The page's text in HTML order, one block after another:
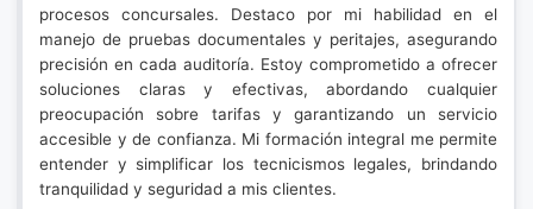
procesos concursales. Destaco por mi habilidad en el
manejo de pruebas documentales y peritajes, asegurando
precisión en cada auditoría. Estoy comprometido a ofrecer
soluciones claras y efectivas, abordando cualquier
preocupación sobre tarifas y garantizando un servicio
accesible y de confianza. Mi formación integral me permite
entender y simplificar los tecnicismos legales, brindando
tranquilidad y seguridad a mis clientes.